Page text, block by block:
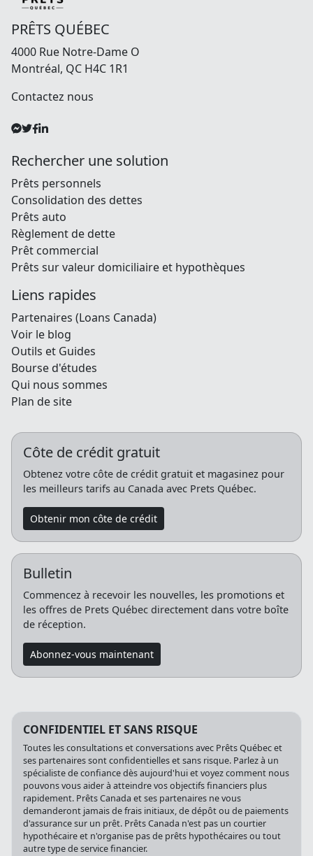
PRÊTS QUÉBEC
4000 Rue Notre-Dame O
Montréal, QC H4C 1R1
Contactez nous
Rechercher une solution
Prêts personnels
Consolidation des dettes
Prêts auto
Règlement de dette
Prêt commercial
Prêts sur valeur domiciliaire et hypothèques
Liens rapides
Partenaires (Loans Canada)
Voir le blog
Outils et Guides
Bourse d'études
Qui nous sommes
Plan de site
Côte de crédit gratuit
Obtenez votre côte de crédit gratuit et magasinez pour
les meilleurs tarifs au Canada avec Prets Québec.
Obtenir mon côte de crédit
Bulletin
Commencez à recevoir les nouvelles, les promotions et
les offres de Prets Québec directement dans votre boîte
de réception.
Abonnez-vous maintenant
CONFIDENTIEL ET SANS RISQUE
Toutes les consultations et conversations avec Prêts Québec et
ses partenaires sont confidentielles et sans risque. Parlez à un
spécialiste de confiance dès aujourd'hui et voyez comment nous
pouvons vous aider à atteindre vos objectifs financiers plus
rapidement. Prêts Canada et ses partenaires ne vous
demanderont jamais de frais initiaux, de dépôt ou de paiements
d'assurance sur un prêt. Prêts Canada n'est pas un courtier
hypothécaire et n'organise pas de prêts hypothécaires ou tout
autre type de service financier.